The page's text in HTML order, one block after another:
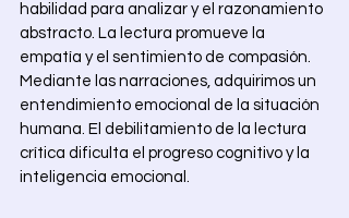
habilidad para analizar y el razonamiento
abstracto. La lectura promueve la
empatía y el sentimiento de compasión.
Mediante las narraciones, adquirimos un
entendimiento emocional de la situación
humana. El debilitamiento de la lectura
crítica dificulta el progreso cognitivo y la
inteligencia emocional.